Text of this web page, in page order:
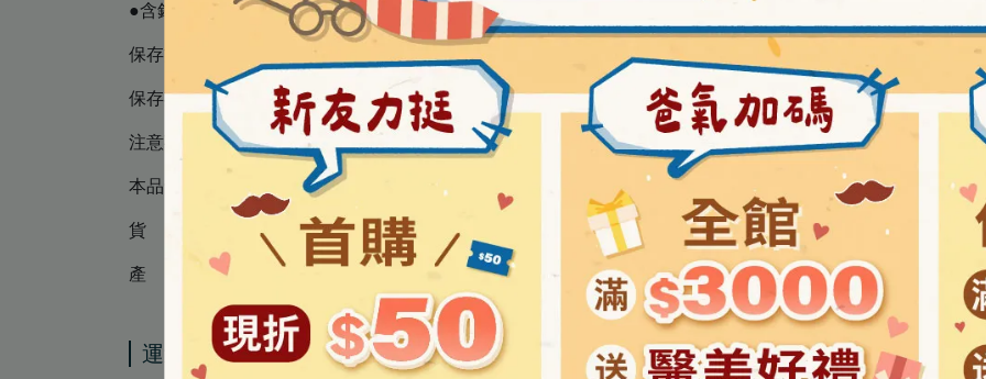
●含鈣量5粒約500毫克。
保存方法 │ 請收納放置於陰涼乾燥處，避免陽光直射，開封後請於6個月內食用完畢
保存期限 │ 3年 (因每批效期可能不同，請以外包裝標示為準)
注意事項 │ 本品含牛奶及蛋製品，不適合其過敏體質者食用。
本品含天然果汁萃取風味極佳，且因富含維生素，容易造成斑點及軟化屬正常現象，敬請「開封後」儘速於2
貨 源 │ 公司貨
產 地 │ 台灣
運送方式